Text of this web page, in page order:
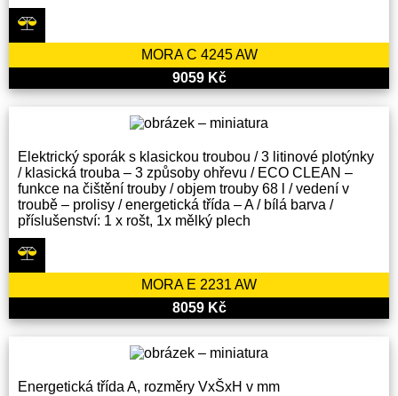
MORA C 4245 AW
9059 Kč
Elektrický sporák s klasickou troubou / 3 litinové plotýnky
/ klasická trouba – 3 způsoby ohřevu / ECO CLEAN –
funkce na čištění trouby / objem trouby 68 l / vedení v
troubě – prolisy / energetická třída – A / bílá barva /
příslušenství: 1 x rošt, 1x mělký plech
MORA E 2231 AW
8059 Kč
Energetická třída A, rozměry VxŠxH v mm